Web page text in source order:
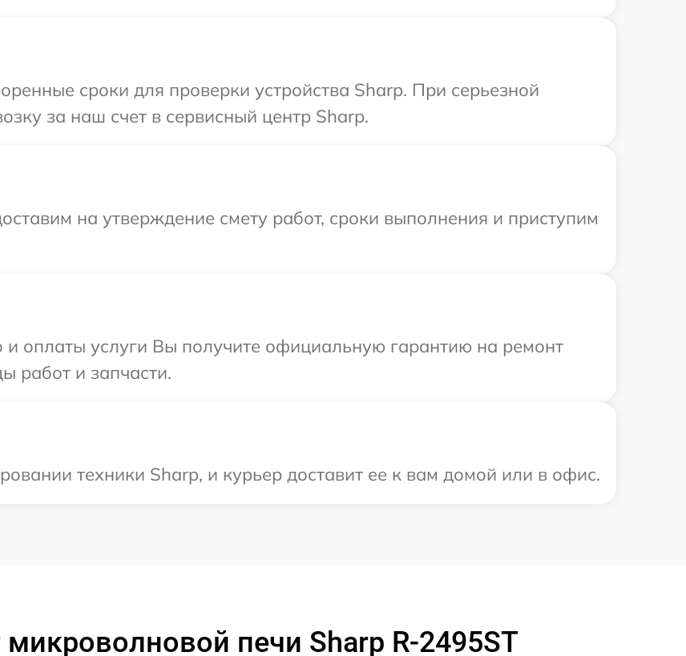
сроки для проверки устройства Sharp. При серьезной
за наш счет в сервисный центр Sharp.
на утверждение смету работ, сроки выполнения и приступим
и оплаты услуги Вы получите официальную гарантию на ремонт
работ и запчасти.
техники Sharp, и курьер доставит ее к вам домой или в офис.
печи Sharp R-2495ST